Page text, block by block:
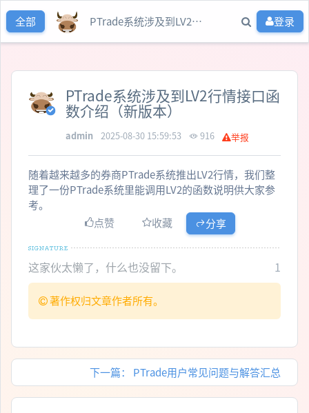
全部 PTrade系统涉及到LV2行情接口函数介绍（新版本） 登录
PTrade系统涉及到LV2行情接口函
数介绍（新版本）
admin 2025-08-30 15:59:53 916 举报
随着越来越多的券商PTrade系统推出LV2行情，我们整
理了一份PTrade系统里能调用LV2的函数说明供大家参
考。
点赞
收藏 分享
这家伙太懒了，什么也没留下。 1
著作权归文章作者所有。
下一篇： PTrade用户常见问题与解答汇总